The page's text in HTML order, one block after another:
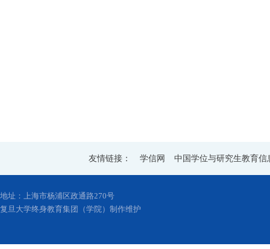
友情链接： 学信网 中国学位与研究生教育信
地址：上海市杨浦区政通路270号
复旦大学终身教育集团（学院）制作维护